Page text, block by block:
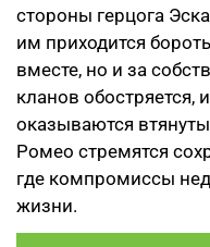
стороны герцога
им приходится
вместе, но и за
кланов обостряется,
оказываются
Ромео стремятся
где компромиссы
жизни.